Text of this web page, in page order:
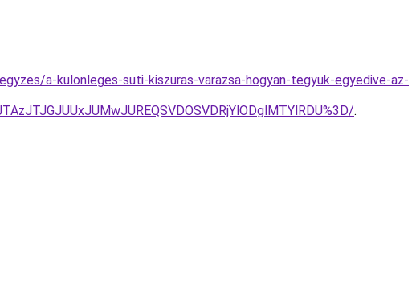
a-kulonleges-suti-kiszuras-varazsa-hogyan-tegyuk-egyedive-az-
.